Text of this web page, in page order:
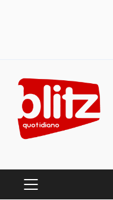
content
PRIMARY